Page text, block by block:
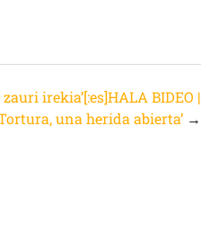
irekia’[:es]HALA BIDEO |
una herida abierta’→